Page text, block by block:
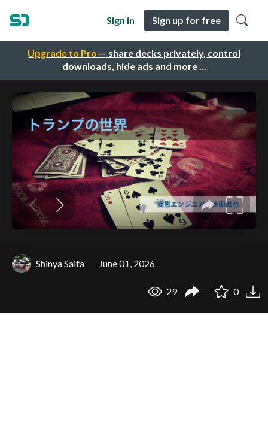
Upgrade to Pro — share decks privately, control
downloads, hide ads and more …
Sign in Sign up for free
Shinya Saita June 01, 2026
29 0